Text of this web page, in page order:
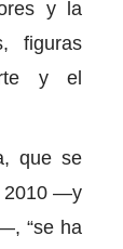
y la
figuras
y el
que se
2010 —y
“se ha